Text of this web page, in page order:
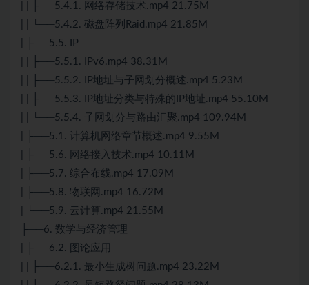
| | ├──5.4.1. 网络存储技术.mp4 21.75M
| | └──5.4.2. 磁盘阵列Raid.mp4 21.85M
| ├──5.5. IP
| | ├──5.5.1. IPv6.mp4 38.31M
| | ├──5.5.2. IP地址与子网划分概述.mp4 5.23M
| | ├──5.5.3. IP地址分类与特殊的IP地址.mp4 55.10M
| | └──5.5.4. 子网划分与路由汇聚.mp4 109.94M
| ├──5.1. 计算机网络章节概述.mp4 9.55M
| ├──5.6. 网络接入技术.mp4 10.11M
| ├──5.7. 综合布线.mp4 17.09M
| ├──5.8. 物联网.mp4 16.72M
| └──5.9. 云计算.mp4 21.55M
├──6. 数学与经济管理
| ├──6.2. 图论应用
| | ├──6.2.1. 最小生成树问题.mp4 23.22M